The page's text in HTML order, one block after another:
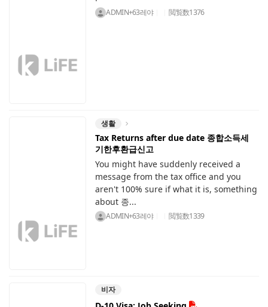
ADMIN+63레야 閲覧数1376
생활
Tax Returns after due date 종합소득세
기한후환급신고
You might have suddenly received a
message from the tax office and you
aren't 100% sure if what it is, something
about 종...
ADMIN+63레야 閲覧数1339
비자